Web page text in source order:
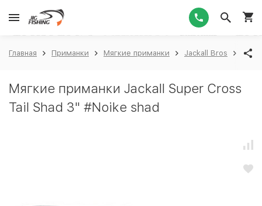
Главная Приманки Мягкие приманки Jackall Bros
Мягкие приманки Jackall Super Cross
Tail Shad 3" #Noike shad